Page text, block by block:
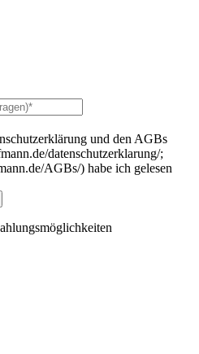
und den AGBs
datenschutzerklarung/;
AGBs/) habe ich gelesen